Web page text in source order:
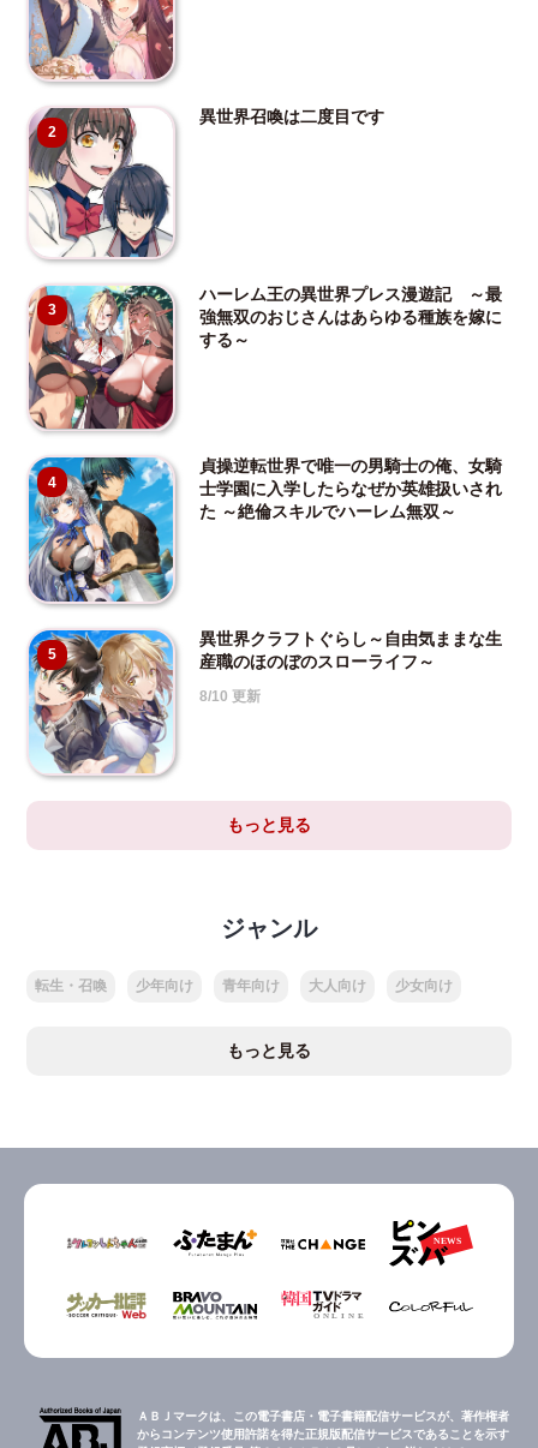
2
異世界召喚は二度目です
3
ハーレム王の異世界プレス漫遊記 ～最
強無双のおじさんはあらゆる種族を嫁に
する～
4
貞操逆転世界で唯一の男騎士の俺、女騎
士学園に入学したらなぜか英雄扱いされ
た ～絶倫スキルでハーレム無双～
5
異世界クラフトぐらし～自由気ままな生
産職のほのぼのスローライフ～
8/10 更新
もっと見る
ジャンル
転生・召喚 少年向け 青年向け 大人向け 少女向け
もっと見る
ＡＢＪマークは、この電子書店・電子書籍配信サービスが、著作権者
からコンテンツ使用許諾を得た正規版配信サービスであることを示す